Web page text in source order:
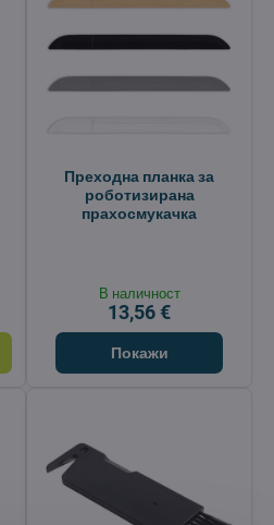
Преходна планка за
роботизирана
прахосмукачка
В наличност
13,56 €
Покажи